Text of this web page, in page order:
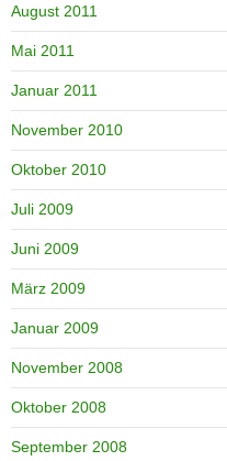
August 2011
Mai 2011
Januar 2011
November 2010
Oktober 2010
Juli 2009
Juni 2009
März 2009
Januar 2009
November 2008
Oktober 2008
September 2008